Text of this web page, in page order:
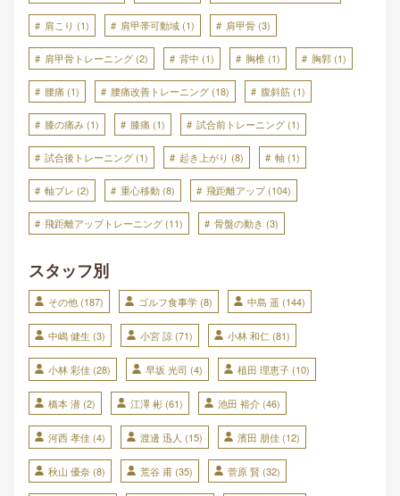
肩こり (1) 肩甲帯可動域 (1) 肩甲骨 (3)
肩甲骨トレーニング (2) 背中 (1) 胸椎 (1) 胸郭 (1)
腰痛 (1) 腰痛改善トレーニング (18) 腹斜筋 (1)
膝の痛み (1) 膝痛 (1) 試合前トレーニング (1)
試合後トレーニング (1) 起き上がり (8) 軸 (1)
軸ブレ (2) 重心移動 (8) 飛距離アップ(104)
飛距離アップトレーニング (11) 骨盤の動き (3)
スタッフ別
その他 (187) ゴルフ食事学 (8) 中島 遥 (144)
中嶋 健生 (3) 小宮 諒 (71) 小林 和仁 (81)
小林 彩佳 (28) 早坂 光司 (4) 植田 理恵子 (10)
橋本 潜 (2) 江澤 彬 (61) 池田 裕介 (46)
河西 孝佳 (4) 渡邊 迅人 (15) 濱田 朋佳 (12)
秋山 優奈 (8) 荒谷 甫 (35) 菅原 賢 (32)